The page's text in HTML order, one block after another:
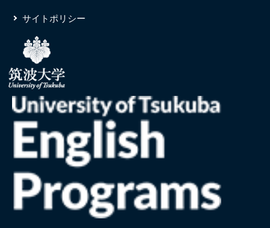
サイトポリシー